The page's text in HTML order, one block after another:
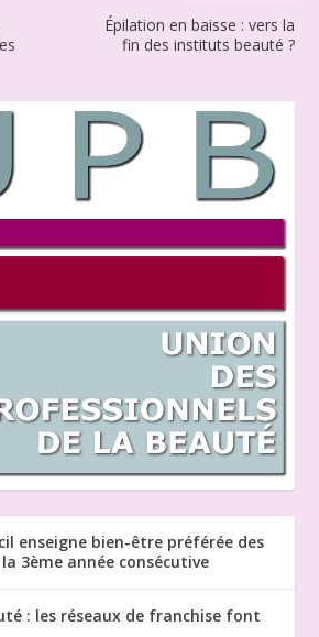
Épilation en baisse : vers la
fin des instituts beauté ?
enseigne bien-être préférée des
la 3ème année consécutive
: les réseaux de franchise font